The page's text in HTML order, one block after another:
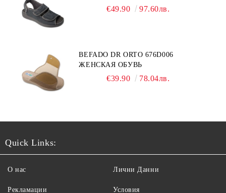
€49.90 97.60лв.
BEFADO DR ORTO 676D006
ЖЕНСКАЯ ОБУВЬ
€39.90 78.04лв.
Quick Links:
О нас
Рекламации
Лични Данни
Условия